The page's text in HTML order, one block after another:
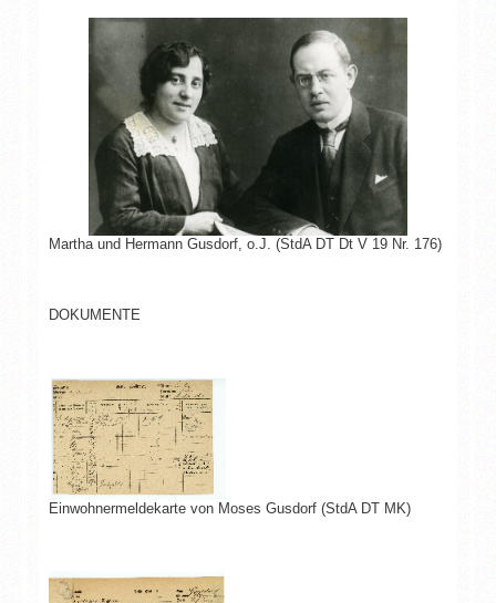
Martha und Hermann Gusdorf, o.J. (StdA DT Dt V 19 Nr. 176)
DOKUMENTE
Einwohnermeldekarte von Moses Gusdorf (StdA DT MK)